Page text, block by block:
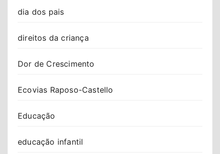
dia dos pais
direitos da criança
Dor de Crescimento
Ecovias Raposo-Castello
Educação
educação infantil